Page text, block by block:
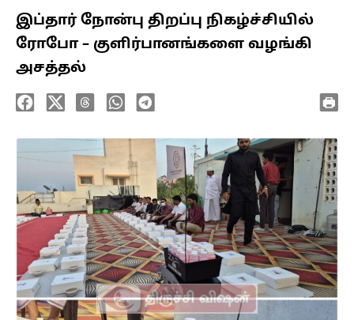
இப்தார் நோன்பு திறப்பு நிகழ்ச்சியில்
ரோபோ – குளிர்பானங்களை வழங்கி
அசத்தல்